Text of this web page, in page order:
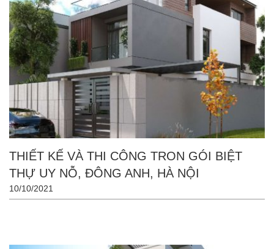
THIẾT KẾ VÀ THI CÔNG TRON GÓI BIỆT
THỰ UY NỖ, ĐÔNG ANH, HÀ NỘI
10/10/2021